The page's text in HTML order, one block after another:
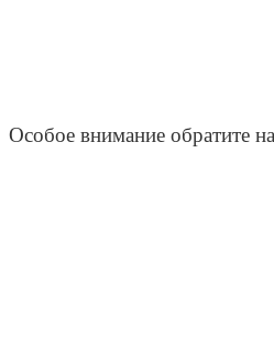
Особое внимание обратите